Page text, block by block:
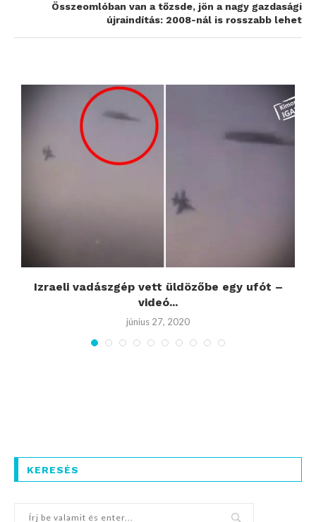
Összeomlóban van a tőzsde, jön a nagy gazdasági
újraindítás: 2008-nál is rosszabb lehet
Izraeli vadászgép vett üldözőbe egy ufót –
videó...
június 27, 2020
KERESÉS